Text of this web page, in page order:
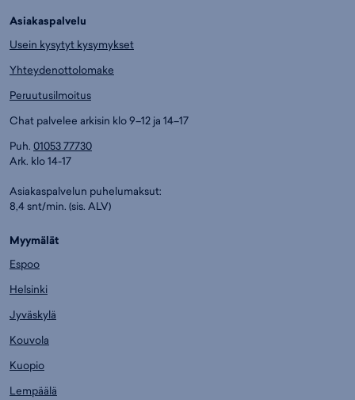
Asiakaspalvelu
Usein kysytyt kysymykset
Yhteydenottolomake
Peruutusilmoitus
Chat palvelee arkisin klo 9–12 ja 14–17
Puh. 01053 77730
Ark. klo 14-17
Asiakaspalvelun puhelumaksut:
8,4 snt/min. (sis. ALV)
Myymälät
Espoo
Helsinki
Jyväskylä
Kouvola
Kuopio
Lempäälä